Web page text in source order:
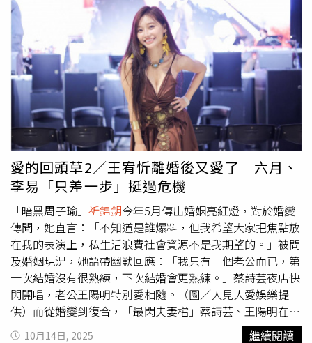
束後，夫妻倆並未急著離開，與友人繼續小酌聊天，直到隔
日凌晨2點半才準備離開。一路上祈錦鈅
和A先生兩人十指緊
扣緊牽著彼此的手。（圖／本刊攝影組）7日凌晨2點47
分，祈錦鈅與老公A先生，還有3名男性友人一起離開餐酒
館。隨後，一行人就近散步到鄰近的夜店續攤。一路上夫妻
倆緊牽著彼此的雙手、親暱依偎。A先生非常貼心地幫老婆
一路提包包，兩人走著走著A先生在大街上就親起了老婆
錦鈅的頭髮，完全不避人耳目，放閃指數爆表，而一旁友人
則是相當習慣，沒有半點反應。走著走著A先生在大街上就
親起了老婆祈錦鈅
的頭髮，放閃無極限。（圖／本刊攝影
組）日前祈錦鈅出席活動，曾自爆身邊追求不斷，同時也有
不少女生向老公示好，她自信表示：「我喜歡的人很多人喜
歡，代表我眼光很好吧！」她透露因為老公個性木訥，都是
「妹有情郎無意」。而目前祈錦鈅 老公相處就像朋友般無話
不談，彼此維持著一份理解與默契，從兩人街頭放閃的甜蜜
模樣看來，婚變傳言似乎不攻自破。
愛的回頭草2／王宥忻離婚後又愛了 六月、
李易「只差一步」挺過危機
「暗黑周子瑜」 祈錦鈅今年5月傳出婚姻亮紅燈，對於婚變
傳聞，她直言：「不知道是誰爆料，但我希望大家把焦點放
在我的表演上，私生活浪費社會資源不是我期望的。」被問
及婚姻現況，她語帶幽默回應：「我只有一個老公而已，第
一次結婚沒有很熟練，下次結婚會更熟練。」蔡詩芸夜店快
閃開唱，老公王陽明特別愛相隨。（圖／人見人愛娛樂提
供）而從婚變到復合，「最閃夫妻檔」蔡詩芸、王陽明在結
婚第7年時疑因女兒的教養問題，以及兩家價值觀的差異，
10月14日, 2025 繼續閱讀